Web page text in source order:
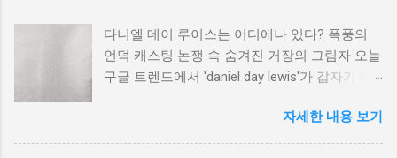
다니엘 데이 루이스는 어디에나 있다? 폭풍의
언덕 캐스팅 논쟁 속 숨겨진 거장의 그림자 오늘
구글 트렌드에서 'daniel day lewis'가 갑자기 떠
이름이 왜 다시 사람들의 입에 오르내리는 걸까
요? 표면적으로는 마고 로비가 제작하고 주연을
자세한 내용 보기